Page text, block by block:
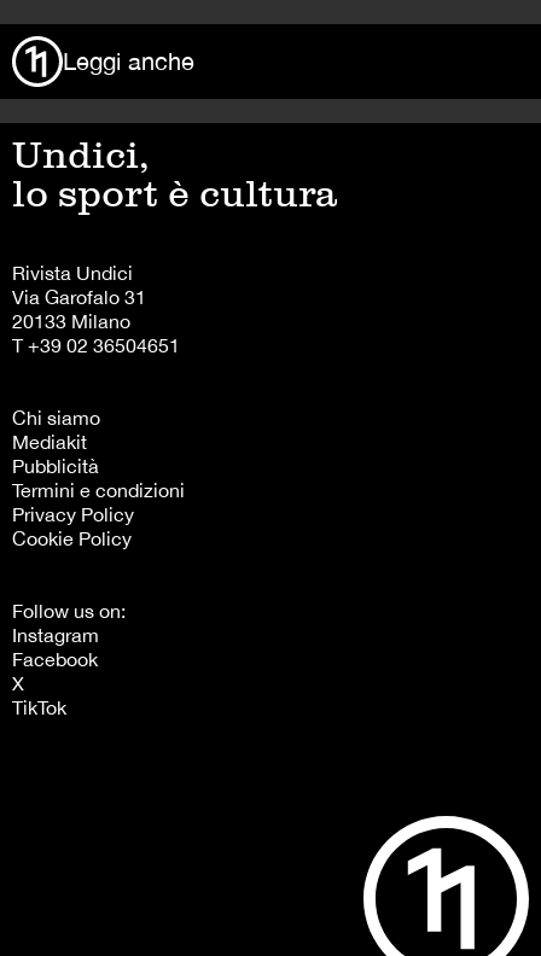
20133 Milano
T +39 02 36504651
Mediakit
Pubblicità
Termini e condizioni
Privacy Policy
Follow us on:
Instagram
Facebook
TikTok